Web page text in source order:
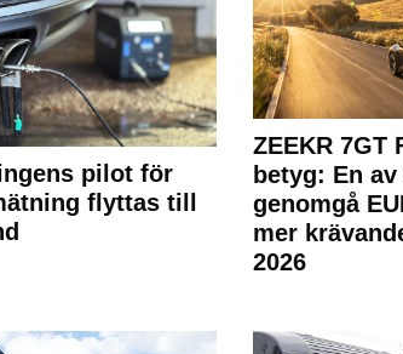
pilot för
flyttas till
ZEEKR 7GT
betyg: En
genomgå
mer
2026